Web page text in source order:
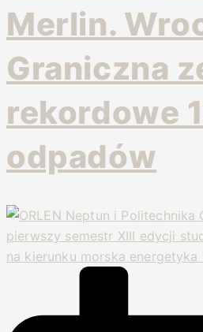
Merlin.
Graniczna
rekordowe
odpadów